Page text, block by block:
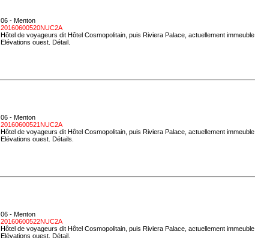
06 - Menton
20160600520NUC2A
Hôtel de voyageurs dit Hôtel Cosmopolitain, puis Riviera Palace, actuellement immeuble
Elévations ouest. Détail.
06 - Menton
20160600521NUC2A
Hôtel de voyageurs dit Hôtel Cosmopolitain, puis Riviera Palace, actuellement immeuble
Elévations ouest. Détails.
06 - Menton
20160600522NUC2A
Hôtel de voyageurs dit Hôtel Cosmopolitain, puis Riviera Palace, actuellement immeuble
Elévations ouest. Détail.